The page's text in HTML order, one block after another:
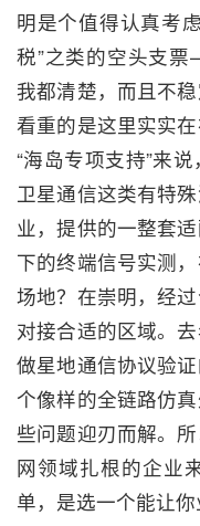
明是个值得认真考
税”之类的空头支
我都清楚，而且不
看重的是这里实实
“海岛专项支持”来
卫星通信这类有特
业，提供的一整套
下的终端信号实测
场地？在崇明，经
对接合适的区域。
做星地通信协议验
个像样的全链路仿
些问题迎刃而解。
网领域扎根的企业
单，是选一个能让你